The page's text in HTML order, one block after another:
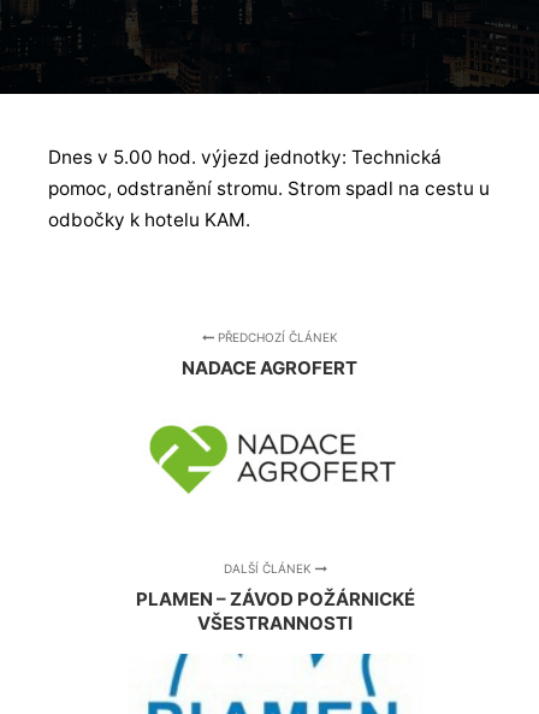
Dnes v 5.00 hod. výjezd jednotky: Technická
pomoc, odstranění stromu. Strom spadl na cestu u
odbočky k hotelu KAM.
PŘEDCHOZÍ ČLÁNEK
NADACE AGROFERT
DALŠÍ ČLÁNEK
PLAMEN – ZÁVOD POŽÁRNICKÉ
VŠESTRANNOSTI